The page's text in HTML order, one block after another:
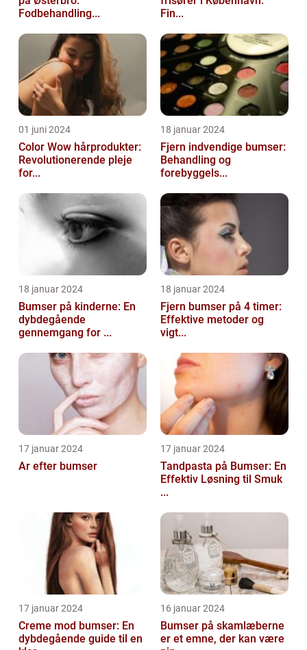
Fodbehandling...
Fin...
01 juni 2024
Color Wow hårprodukter:
Revolutionerende pleje
for...
18 januar 2024
Fjern indvendige bumser:
Behandling og
forebyggels...
18 januar 2024
Bumser på kinderne: En
dybdegående
gennemgang for ...
18 januar 2024
Fjern bumser på 4 timer:
Effektive metoder og
vigt...
17 januar 2024
Ar efter bumser
17 januar 2024
Tandpasta på Bumser: En
Effektiv Løsning til Smuk
...
17 januar 2024
Creme mod bumser: En
dybdegående guide til en
16 januar 2024
Bumser på skamlæberne
er et emne, der kan være